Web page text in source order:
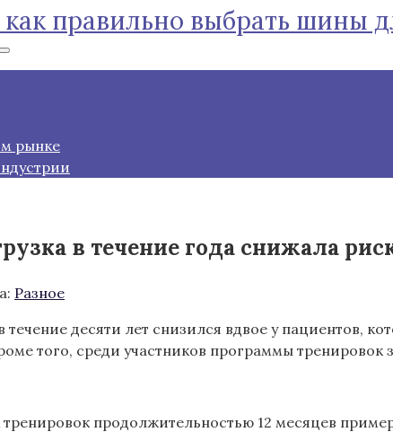
правильно выбрать шины
рынке
в течение года снижала
Разное
течение десяти лет снизился вдвое у
того, среди участников программы тренировок
продолжительностью 12 месяцев